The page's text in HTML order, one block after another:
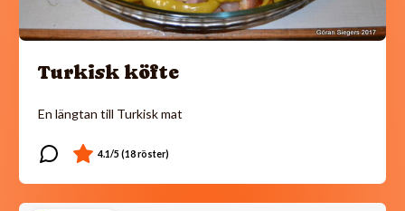
Turkisk köfte
En längtan till Turkisk mat